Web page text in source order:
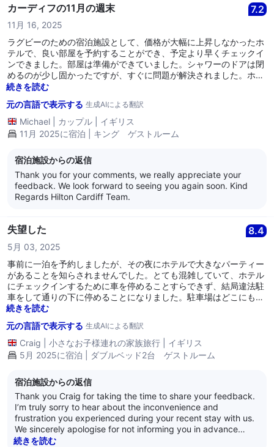
ことはないでしょう。
only room that was ready to accommodate your early arrival.
bathroom standards with our Housekeeping Manager, who
will follow up with the team to ensure improvements are
made immediately. Regarding the lift, I’m sorry to hear that
this impacted your experience and I can confirm it was the
other lift that went down on your last year. Our team is
actively working with contractors to resolve this issue, and
we understand the frustration caused by ongoing delays.
Your comments about the ground floor restroom are also
very con
カーディフの11月の週末 7.2
11月 16, 2025
ラグビーのための宿泊施設として、価格が大幅に上昇しなかったホ
テルで、良い部屋を予約することができ、予定より早くチェックイ
ンできました。部屋は準備ができていました。シャワーのドアは閉
めるのが少し固かったですが、すぐに問題が解決されました。ホテ
ルに併設されているグレイズレストランは良いですが、サービスが
が、会場では予想されることです。
続きを読む
元の言語で表示する 生成AIによる翻訳
Michael カップル
イギリス
11月 2025に宿泊 | キング ゲストルーム
宿泊施設からの返信
Thank you for your comments, we really appreciate your
feedback. We look forward to seeing you again soon. Kind
Regards Hilton Cardiff Team.
失望した 8.4
5月 03, 2025
事前に一泊を予約しましたが、その夜にホテルで大きなパーティー
があることを知らされませんでした。とても混雑していて、ホテル
にチェックインするために車を停めることすらできず、結局違法駐
車をして通りの下に停めることになりました。駐車場はどこにもな
く、ホテルにも駐車場がなかったため、最終的に通りの下にある1
泊30ポンドの駐車場に停めることになりました :( 中に入ると、ロ
ビーのエレベーターが故障していて、すべてのゲストがサービスエ
レベーターを使わざるを得ませんでした。5階の私の部屋のドア
は、下で行われているパーティーの音を拡声するオープンエ atrium
に面していて、DJもいて、耳栓と枕を頭の上に置かなければ寝るこ
いゲストを宿泊させるのか？深夜を過ぎるまで状況は収束しません
でした。ロンドンからの長距離ドライブの後、リラックスした夜を
望んでいたのに、まったく思い描いていたこととは違いました。
続きを読む
元の言語で表示する 生成AIによる翻訳
Craig 小さなお子様連れの家族旅行
イギリス
5月 2025に宿泊 | ダブルベッド2台 ゲストルーム
宿泊施設からの返信
Thank you Craig for taking the time to share your feedback.
I’m truly sorry to hear about the inconvenience and
frustration you experienced during your recent stay with us.
We sincerely apologise for not informing you in advance
about the event taking place that evening. We understand
続きを読む